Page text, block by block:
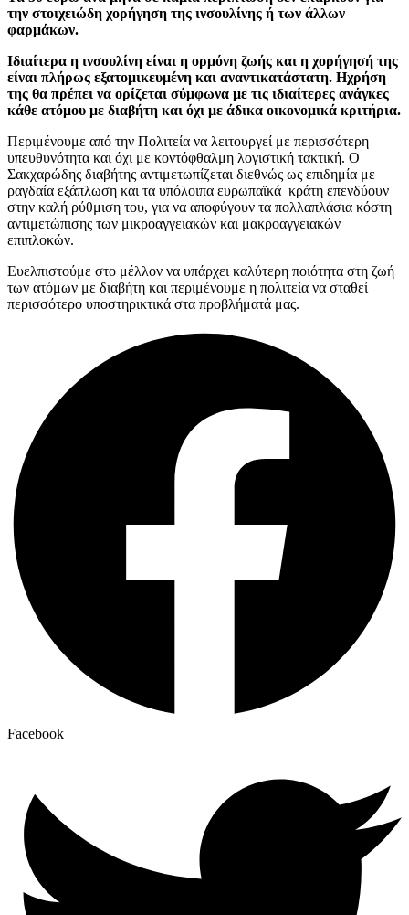
την στοιχειώδη χορήγηση της ινσουλίνης ή των άλλων
φαρμάκων.
Ιδιαίτερα η ινσουλίνη είναι η ορμόνη ζωής και η χορήγησή της
είναι πλήρως εξατομικευμένη και αναντικατάστατη. Hχρήση
της θα πρέπει να ορίζεται σύμφωνα με τις ιδιαίτερες ανάγκες
κάθε ατόμου με διαβήτη και όχι με άδικα οικονομικά κριτήρια.
Περιμένουμε από την Πολιτεία να λειτουργεί με περισσότερη
υπευθυνότητα και όχι με κοντόφθαλμη λογιστική τακτική. Ο
Σακχαρώδης διαβήτης αντιμετωπίζεται διεθνώς ως επιδημία με
ραγδαία εξάπλωση και τα υπόλοιπα ευρωπαϊκά κράτη επενδύουν
στην καλή ρύθμιση του, για να αποφύγουν τα πολλαπλάσια κόστη
αντιμετώπισης των μικροαγγειακών και μακροαγγειακών
επιπλοκών.
Ευελπιστούμε στο μέλλον να υπάρχει καλύτερη ποιότητα στη ζωή
των ατόμων με διαβήτη και περιμένουμε η πολιτεία να σταθεί
περισσότερο υποστηρικτικά στα προβλήματά μας.
Facebook